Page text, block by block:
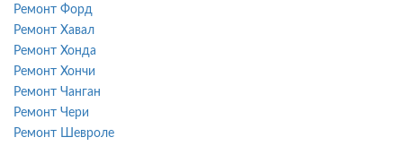
Ремонт Форд
Ремонт Хавал
Ремонт Хонда
Ремонт Хончи
Ремонт Чанган
Ремонт Чери
Ремонт Шевроле